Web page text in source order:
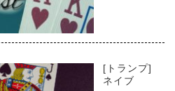
[トランプ]
ネイブ